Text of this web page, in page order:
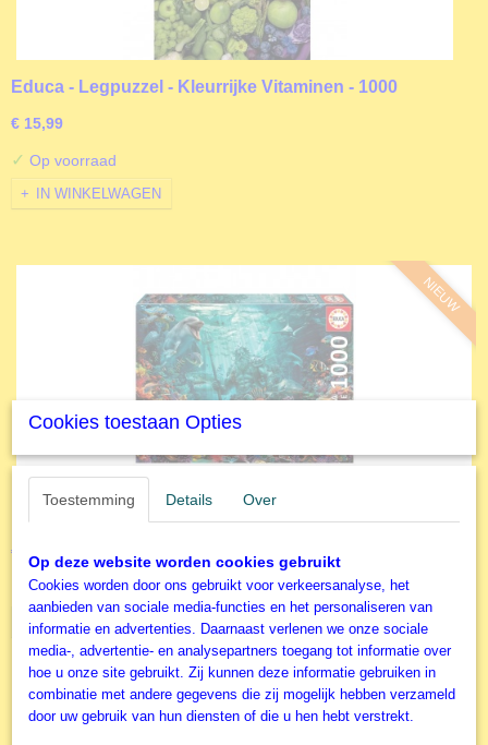
Educa - Legpuzzel - Kleurrijke Vitaminen - 1000
€ 15,99
✓ Op voorraad
IN WINKELWAGEN
NIEUW
€ 15,99
Op voorraad
IN WINKELWAGEN
NIEUW
Cookies toestaan Opties
Toestemming Details Over
Op deze website worden cookies gebruikt
Cookies worden door ons gebruikt voor verkeersanalyse, het
aanbieden van sociale media-functies en het personaliseren van
informatie en advertenties. Daarnaast verlenen we onze sociale
media-, advertentie- en analysepartners toegang tot informatie over
hoe u onze site gebruikt. Zij kunnen deze informatie gebruiken in
combinatie met andere gegevens die zij mogelijk hebben verzameld
door uw gebruik van hun diensten of die u hen hebt verstrekt.